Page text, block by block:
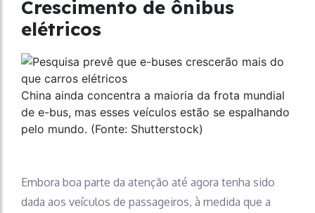
Crescimento de ônibus
elétricos
China ainda concentra a maioria da frota mundial
de e-bus, mas esses veículos estão se espalhando
pelo mundo. (Fonte: Shutterstock)
Embora boa parte da atenção até agora tenha sido
dada aos veículos de passageiros, à medida que a